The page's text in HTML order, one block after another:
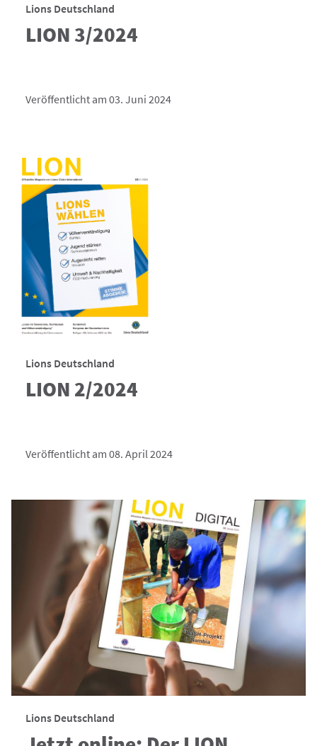
Lions Deutschland
LION 3/2024
Veröffentlicht am 03. Juni 2024
Lions Deutschland
LION 2/2024
Veröffentlicht am 08. April 2024
Lions Deutschland